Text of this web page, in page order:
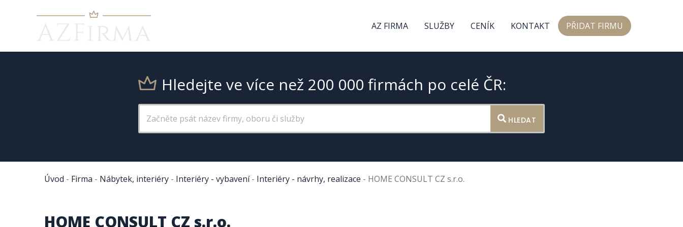
AZ FIRMA SLUŽBY CENÍK KONTAKT PŘIDAT FIRMU
Hledejte ve více než 200 000 firmách po celé ČR:
HLEDAT
Úvod - Firma - Nábytek, interiéry - Interiéry - vybavení- Interiéry - návrhy, realizace - HOME CONSULT CZ s.r.o.
HOME CONSULT CZ s.r.o.